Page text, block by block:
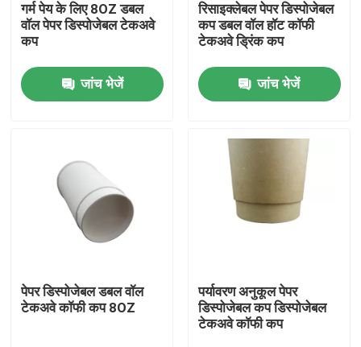
हमारे बारे में
कारखाना भ्रमण
संपर्क करें
मामलों
गर्म पेय के लिए 8OZ डबल
वॉल पेपर डिस्पोजेबल टेकअवे
कप
जांच भेजें
रिसाइक्लेबल पेपर डिस्पोजेबल
कप डबल वॉल हॉट कॉफी
टेकअवे ड्रिंक कप
जांच भेजें
पेपर डिस्पोजेबल डबल वॉल
टेकअवे कॉफी कप 8OZ
पर्यावरण अनुकूल पेपर
डिस्पोजेबल कप डिस्पोजेबल
टेकअवे कॉफी कप